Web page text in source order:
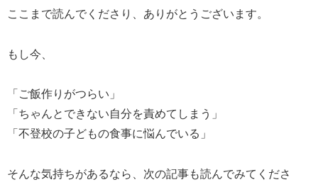
ここまで読んでくださり、ありがとうございます。
もし今、
「ご飯作りがつらい」
「ちゃんとできない自分を責めてしまう」
「不登校の子どもの食事に悩んでいる」
そんな気持ちがあるなら、次の記事も読んでみてくださ